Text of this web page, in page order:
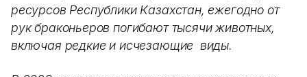
ресурсов Республики Казахстан, ежегодно от
рук браконьеров погибают тысячи животных,
включая редкие и исчезающие виды.